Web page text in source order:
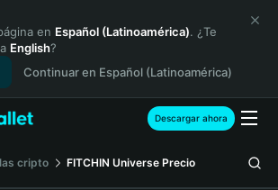
en Español (Latinoamérica). ¿Te
English?
Continuar en Español (Latinoamérica)
Descargar ahora
cripto FITCHIN Universe Precio